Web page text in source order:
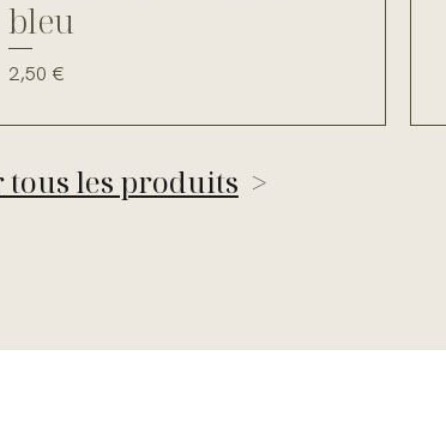
bleu
Prix
2,50 €
tous les produits >